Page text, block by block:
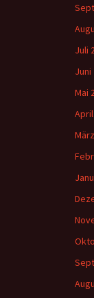
Juli
Juni
Mai